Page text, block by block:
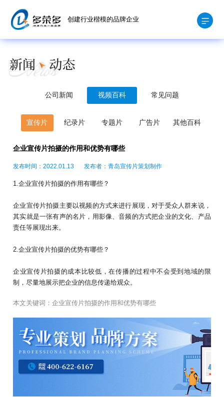
创建行业楷模的品牌企业
公司新闻 视频百科 常见问题
宣传片 纪录片 专题片 广告片 其他百科
企业宣传片拍摄的作用和优势有哪些
发布时间：2022.01.13 发布者：青岛宣传片策划制作
1.企业宣传片拍摄的作用有哪些？
企业宣传片拍摄主要以视频的方式来进行展现，对于受众人群来说，
其实就是一张有声的名片，用影像、音频的方式把企业的文化、产品
责任等展现出来。
2.企业宣传片拍摄的优势有哪些？
企业宣传片拍摄的成本比较低，在传播的过程中不会受到地域的限
制，尽量地展示把企业的信息传递给观众。
本文关键词：企业宣传片拍摄的作用和优势有哪些